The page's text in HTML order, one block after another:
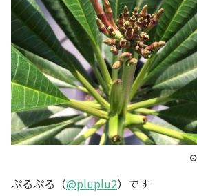
ぷるぷる（@pluplu2）です